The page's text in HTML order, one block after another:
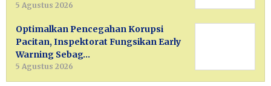
5 Agustus 2026
Optimalkan Pencegahan Korupsi
Pacitan, Inspektorat Fungsikan Early
Warning Sebag…
5 Agustus 2026